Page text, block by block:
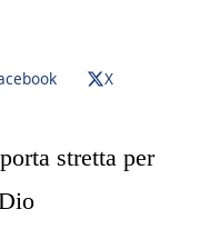
X
stretta per